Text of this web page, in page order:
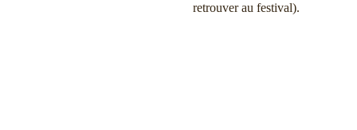
retrouver au festival).